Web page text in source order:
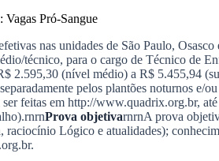
Vagas Pró-Sangue
nas unidades de São Paulo,
técnico, para o cargo de Técnico de
2.595,30 (nível médio) a R$ 5.455,94
pelos plantões noturnos e/
feitas em http://www.quadrix.org.br,
Prova objetivarnrnA prova
Lógico e atualidades);